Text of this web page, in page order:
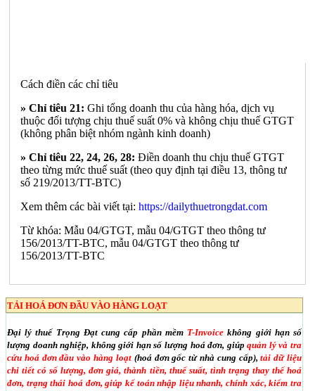
Cách điền các chỉ tiêu
» Chỉ tiêu 21: Ghi tổng doanh thu của hàng hóa, dịch vụ
thuộc đối tượng chịu thuế suất 0% và không chịu thuế GTGT
(không phân biệt nhóm ngành kinh doanh)
» Chỉ tiêu 22, 24, 26, 28: Điền doanh thu chịu thuế GTGT
theo từng mức thuế suất (theo quy định tại điều 13, thông tư
số 219/2013/TT-BTC)
Xem thêm các bài viết tại: https://dailythuetrongdat.com
Từ khóa: Mẫu 04/GTGT, mẫu 04/GTGT theo thông tư
156/2013/TT-BTC, mẫu 04/GTGT theo thông tư
156/2013/TT-BTC
TẢI HOÁ ĐƠN ĐẦU VÀO HÀNG LOẠT
Đại lý thuế Trọng Đạt cung cấp phần mềm T-Invoice không giới hạn số
lượng doanh nghiệp, không giới hạn số lượng hoá đơn, giúpquản lý và tra
cứu hoá đơn đầu vào hàng loạt(hoá đơn gốc từ nhà cung cấp),tải dữ liệu
chi tiết có số lượng, đơn giá, thành tiền, thuế suất, tình trạng thay thế hoá
đơn, trạng thái hoá đơn, giúp kế toán nhập liệu nhanh, chính xác, kiểm tra